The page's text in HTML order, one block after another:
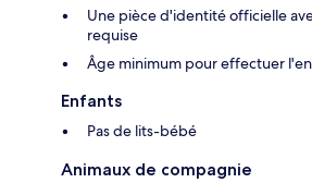
Une pièce d'identité officielle
requise
Âge minimum pour effectuer
Enfants
Pas de lits-bébé
Animaux de compagnie